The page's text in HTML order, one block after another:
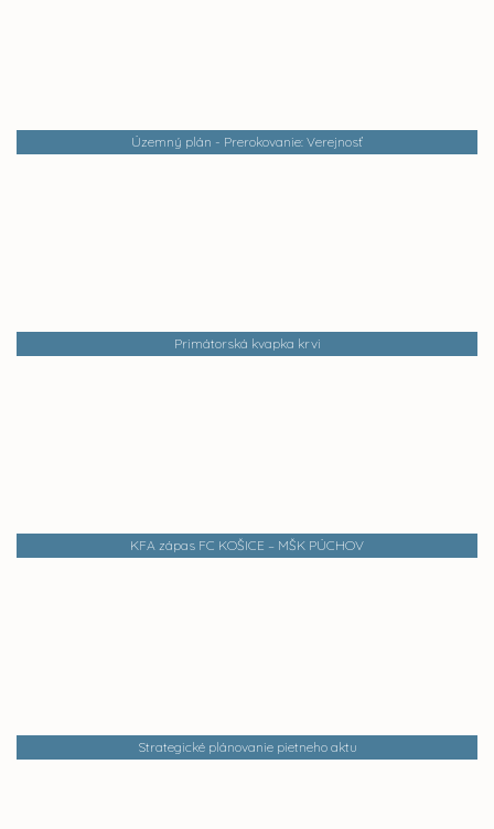
Územný plán - Prerokovanie: Verejnosť
Primátorská kvapka krvi
KFA zápas FC KOŠICE – MŠK PÚCHOV
Strategické plánovanie pietneho aktu